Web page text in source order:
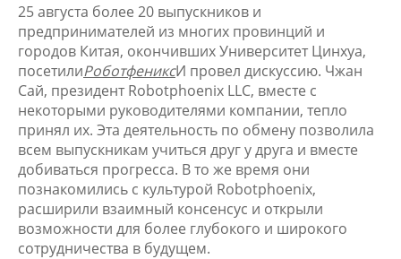
25 августа более 20 выпускников и
предпринимателей из многих провинций и
городов Китая, окончивших Университет Цинхуа,
посетилиРоботфениксИ провел дискуссию. Чжан
Сай, президент Robotphoenix LLC, вместе с
некоторыми руководителями компании, тепло
принял их. Эта деятельность по обмену позволила
всем выпускникам учиться друг у друга и вместе
добиваться прогресса. В то же время они
познакомились с культурой Robotphoenix,
расширили взаимный консенсус и открыли
возможности для более глубокого и широкого
сотрудничества в будущем.